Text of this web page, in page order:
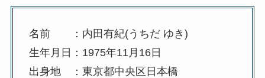
名前 ：内田有紀(うちだ ゆき)
生年月日：1975年11月16日
出身地 ：東京都中央区日本橋